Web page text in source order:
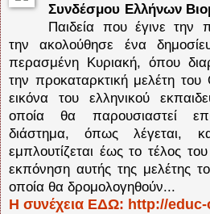
Συνδέσμου Ελλήνων
Παιδεία που έγινε την
την ακολούθησε ένα
περασμένη Κυριακή, όπου
την προκαταρκτική μελέτη
εικόνα του ελληνικού
οποία θα παρουσιαστεί
διάστημα, όπως λέγεται,
εμπλουτίζεται έως το τέλος
εκπόνηση αυτής της μελέτης
οποία θα δρομολογηθούν...
Η συνέχεια ΕΔΩ: http://